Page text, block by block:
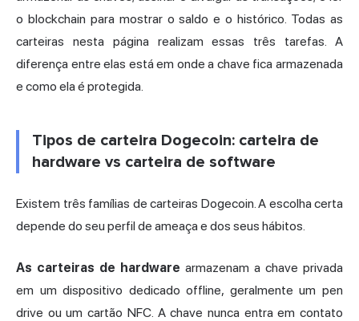
o blockchain para mostrar o saldo e o histórico. Todas as
carteiras nesta página realizam essas três tarefas. A
diferença entre elas está em onde a chave fica armazenada
e como ela é protegida.
Tipos de carteira Dogecoin: carteira de
hardware vs carteira de software
Existem três famílias de carteiras Dogecoin. A escolha certa
depende do seu perfil de ameaça e dos seus hábitos.
As carteiras de hardware armazenam a chave privada
em um dispositivo dedicado offline, geralmente um pen
drive ou um cartão NFC. A chave nunca entra em contato